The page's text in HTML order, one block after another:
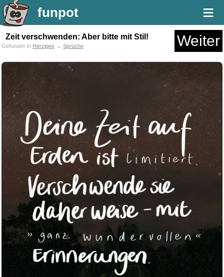
funpot ≡
Zeit verschwenden: Aber bitte mit Stil! Weiter
Gefunden in Herziges → Sprüche